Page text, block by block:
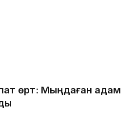
өрт: Мыңдаған адам